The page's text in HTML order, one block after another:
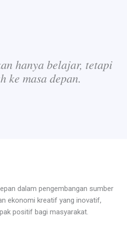
hanya belajar, tetapi
ke masa depan.
dalam pengembangan sumber
ekonomi kreatif yang inovatif,
positif bagi masyarakat.